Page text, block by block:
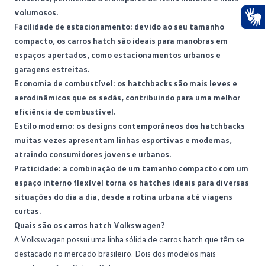
volumosos.
Facilidade de estacionamento: devido ao seu tamanho
compacto, os carros hatch são ideais para manobras em
espaços apertados, como estacionamentos urbanos e
garagens estreitas.
Economia de combustível: os hatchbacks são mais leves e
aerodinâmicos que os sedãs, contribuindo para uma melhor
eficiência de combustível.
Estilo moderno: os designs contemporâneos dos hatchbacks
muitas vezes apresentam linhas esportivas e modernas,
atraindo consumidores jovens e urbanos.
Praticidade: a combinação de um tamanho compacto com um
espaço interno flexível torna os hatches ideais para diversas
situações do dia a dia, desde a rotina urbana até viagens
curtas.
Quais são os carros hatch Volkswagen?
A Volkswagen possui uma linha sólida de carros hatch que têm se
destacado no mercado brasileiro. Dois dos modelos mais